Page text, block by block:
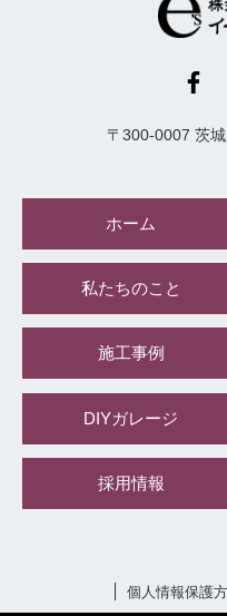
〒 300-0007 茨
ホーム
私たちのこと
施工事例
DIYガレージ
採用情報
個人情報保護